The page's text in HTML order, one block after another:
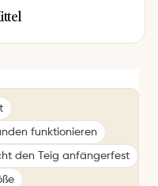
funktionieren
den Teig anfängerfest